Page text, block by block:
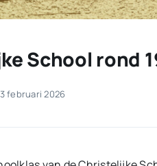
School rond
februari 2026